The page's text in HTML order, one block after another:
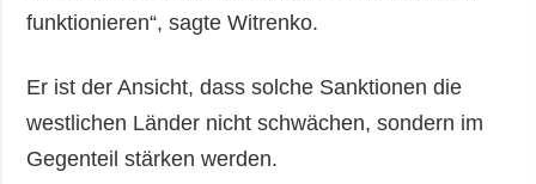
funktionieren“, sagte Witrenko.
Er ist der Ansicht, dass solche Sanktionen die
westlichen Länder nicht schwächen, sondern im
Gegenteil stärken werden.